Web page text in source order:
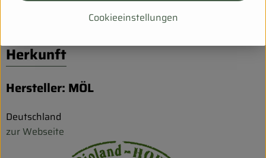
Herkunft
Hersteller: MÖL
Deutschland
zur Webseite
Cookieeinstellungen